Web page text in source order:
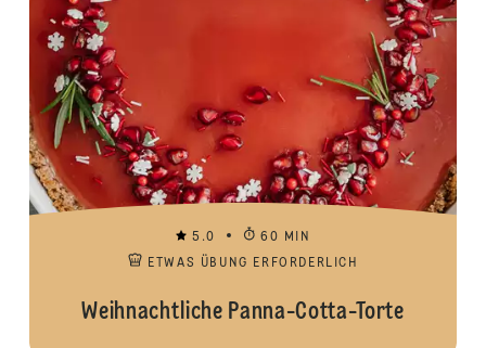
5.0
60 MIN
ETWAS ÜBUNG ERFORDERLICH
Weihnachtliche Panna-Cotta-Torte